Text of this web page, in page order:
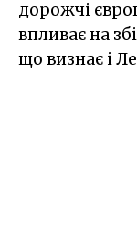
дорожчі
впливає на
що визнає і